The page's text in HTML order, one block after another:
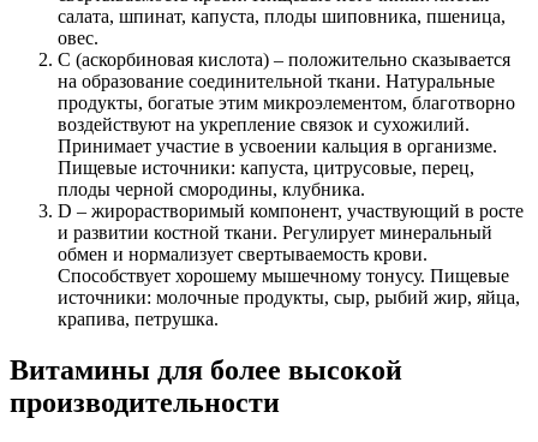
салата, шпинат, капуста, плоды шиповника, пшеница,
овес.
С (аскорбиновая кислота) – положительно сказывается
на образование соединительной ткани. Натуральные
продукты, богатые этим микроэлементом, благотворно
воздействуют на укрепление связок и сухожилий.
Принимает участие в усвоении кальция в организме.
Пищевые источники: капуста, цитрусовые, перец,
плоды черной смородины, клубника.
D – жирорастворимый компонент, участвующий в росте
и развитии костной ткани. Регулирует минеральный
обмен и нормализует свертываемость крови.
Способствует хорошему мышечному тонусу. Пищевые
источники: молочные продукты, сыр, рыбий жир, яйца,
крапива, петрушка.
Витамины для более высокой
производительности